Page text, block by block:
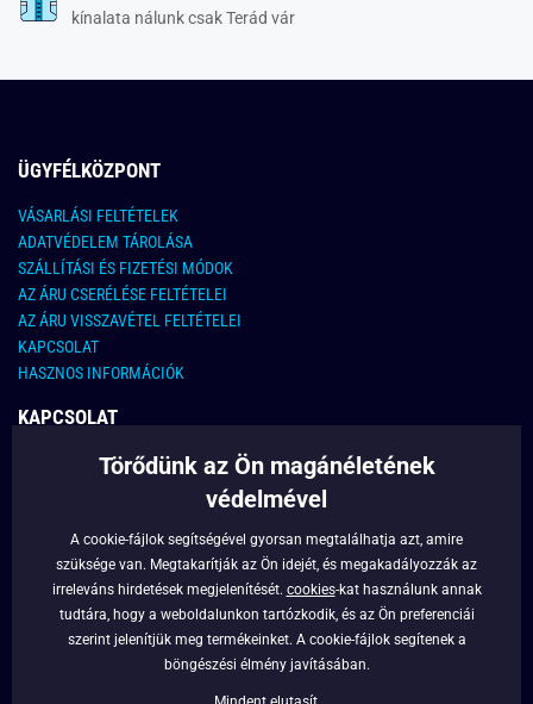
kínalata nálunk csak Terád vár
ÜGYFÉLKÖZPONT
VÁSARLÁSI FELTÉTELEK
ADATVÉDELEM TÁROLÁSA
SZÁLLÍTÁSI ÉS FIZETÉSI MÓDOK
AZ ÁRU CSERÉLÉSE FELTÉTELEI
AZ ÁRU VISSZAVÉTEL FELTÉTELEI
KAPCSOLAT
HASZNOS INFORMÁCIÓK
KAPCSOLAT
E-MAIL CÍM:
FONTOS INFORMÁCIÓK
RÓLUNK
BLOG
FACEBOOK
Törődünk az Ön magánéletének
védelmével
A cookie-fájlok segítségével gyorsan megtalálhatja azt, amire
szüksége van. Megtakarítják az Ön idejét, és megakadályozzák az
irreleváns hirdetések megjelenítését. cookies-kat használunk annak
tudtára, hogy a weboldalunkon tartózkodik, és az Ön preferenciái
szerint jelenítjük meg termékeinket. A cookie-fájlok segítenek a
böngészési élmény javításában.